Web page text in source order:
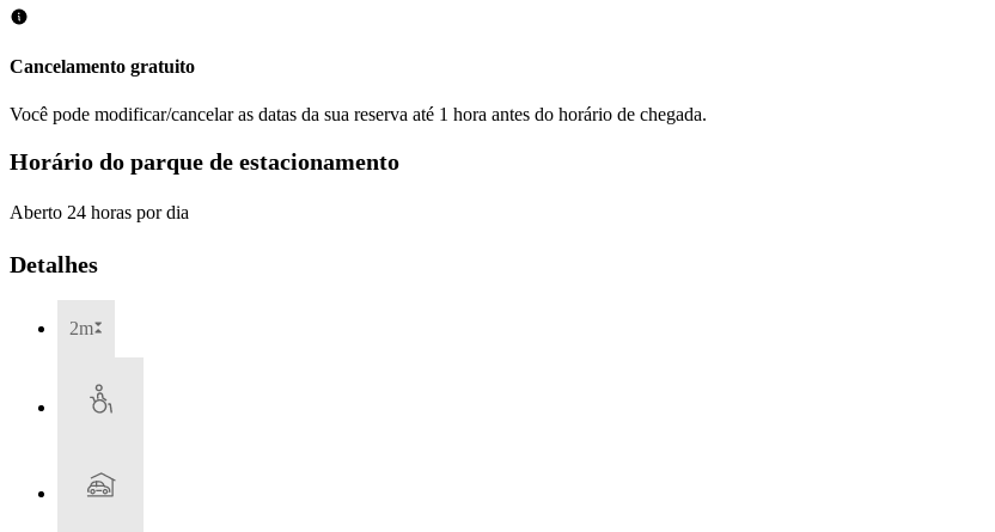
Cancelamento gratuito
Você pode modificar/cancelar as datas da sua reserva até 1 hora antes do horário de chegada.
Horário do parque de estacionamento
Aberto 24 horas por dia
Detalhes
2m